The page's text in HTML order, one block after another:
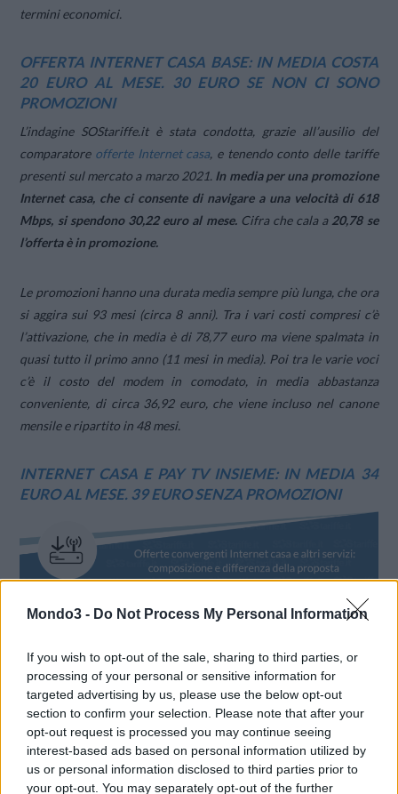
Mondo3 - Do Not Process My Personal Information
If you wish to opt-out of the sale, sharing to third parties, or
processing of your personal or sensitive information for
targeted advertising by us, please use the below opt-out
section to confirm your selection. Please note that after your
opt-out request is processed you may continue seeing
interest-based ads based on personal information utilized by
us or personal information disclosed to third parties prior to
your opt-out. You may separately opt-out of the further
termini economici.
OFFERTA INTERNET CASA BASE: IN MEDIA COSTA
20 EURO AL MESE. 30 EURO SE NON CI SONO
PROMOZIONI
L’indagine SOStariffe.it è stata condotta, grazie all’ausilio del
comparatore offerte Internet casa, e tenendo conto delle tariffe
presenti sul mercato a marzo 2021. In media per una promozione
Internet casa, che ci consente di navigare a una velocità di 618
Mbps, si spendono 30,22 euro al mese. Cifra che cala a20,78 se
l’offerta è in promozione.
Le promozioni hanno una durata media sempre più lunga, che ora
si aggira sui 93 mesi (circa 8 anni). Tra i vari costi compresi c’è
l’attivazione, che in media è di 78,77 euro ma viene spalmata in
quasi tutto il primo anno (11 mesi in media). Poi tra le varie voci
c’è il costo del modem in comodato, in media abbastanza
conveniente, di circa 36,92 euro, che viene incluso nel canone
mensile e ripartito in 48 mesi.
INTERNET CASA E PAY TV INSIEME: IN MEDIA 34
EURO AL MESE. 39 EURO SENZA PROMOZIONI